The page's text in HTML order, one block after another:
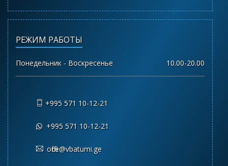
РЕЖИМ РАБОТЫ
Понедельник - Воскресенье 10.00-20.00
+995 571 10-12-21
+995 571 10-12-21
office@vbatumi.ge